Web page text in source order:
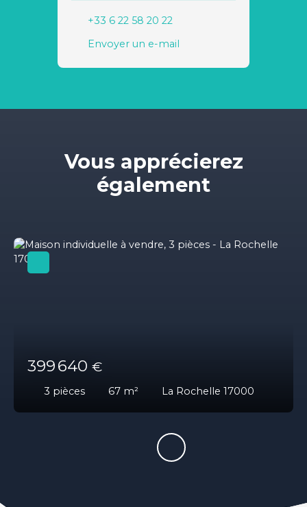
+33 6 22 58 20 22
Envoyer un e-mail
Vous apprécierez
également
399 640 €
3 pièces 67 m² La Rochelle 17000